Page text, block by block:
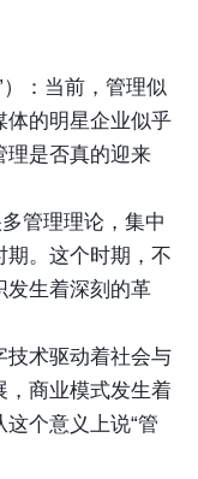
）：当前，管理似
体的明星企业似乎
理是否真的迎来
管理理论，集中
期。这个时期，不
发生着深刻的革
技术驱动着社会与
，商业模式发生着
个意义上说“管